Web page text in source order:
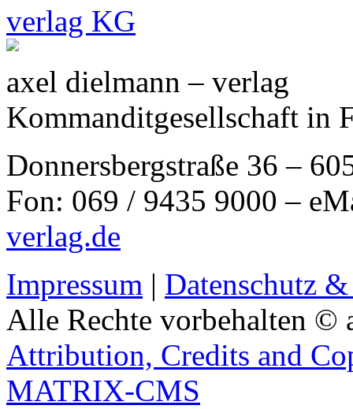
axel dielmann – verlag
Kommanditgesellschaft in
Donnersbergstraße 36 –
Fon: 069 / 9435 9000 –
verlag.de
Impressum | Datenschutz
Alle Rechte vorbehalten ©
Attribution, Credits and
MATRIX-CMS